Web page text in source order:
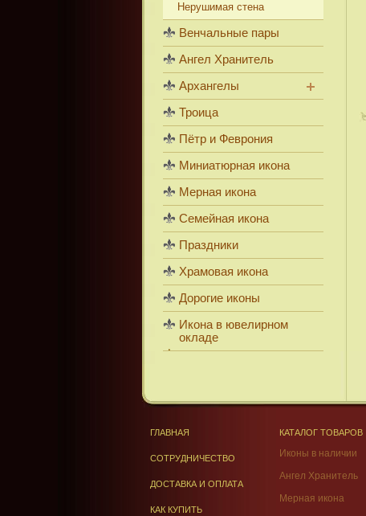
Нерушимая стена
Венчальные пары
Ангел Хранитель
Архангелы
Троица
Пётр и Феврония
Миниатюрная икона
Мерная икона
Семейная икона
Праздники
Храмовая икона
Дорогие иконы
Икона в ювелирном
окладе
ГЛАВНАЯ
СОТРУДНИЧЕСТВО
ДОСТАВКА И ОПЛАТА
КАК КУПИТЬ
КАТАЛОГ ТОВАРОВ
Иконы в наличии
Ангел Хранитель
Мерная икона